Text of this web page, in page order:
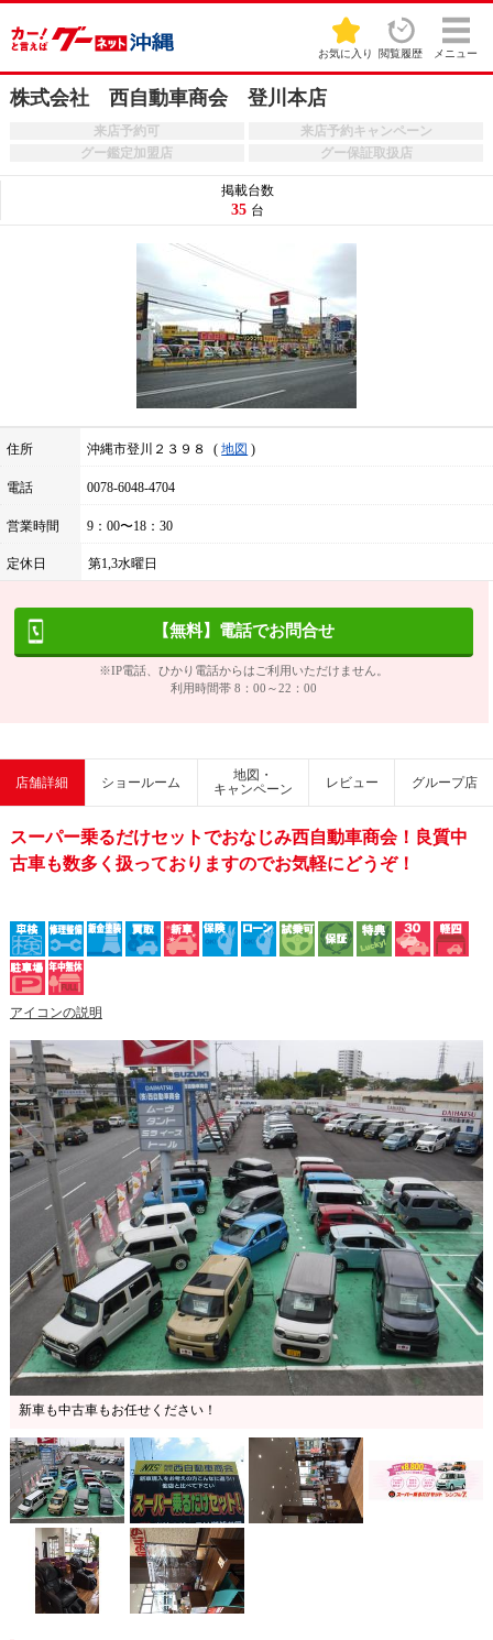
お気に入り 閲覧履歴 メニュー
株式会社 西自動車商会 登川本店
来店予約可
来店予約キャンペーン
グー鑑定加盟店
グー保証取扱店
住所 沖縄市登川２３９８ 地図
電話 0078-6048-4704
営業時間 9：00〜18：30
定休日 第1,3水曜日
掲載台数
35 台
【無料】電話でお問合せ
※IP電話、ひかり電話からはご利用いただけません。
利用時間帯 8：00～22：00
店舗詳細 ショールーム
地図・
キャンペーン
レビュー グループ店
スーパー乗るだけセットでおなじみ西自動車商会！良質中
古車も数多く扱っておりますのでお気軽にどうぞ！
アイコンの説明
新車も中古車もお任せください！